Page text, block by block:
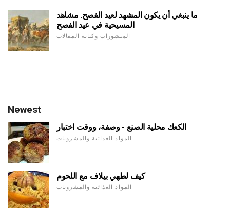
ما ينبغي أن يكون المشهد لعيد الفصح. مشاهد
المسيحية في عيد الفصح
المنشورات وكتابة المقالات
Newest
الكعك محلية الصنع - وصفة، ووقت اختبار
المواد الغذائية والمشروبات
كيف لطهي بيلاف مع اللحوم
المواد الغذائية والمشروبات